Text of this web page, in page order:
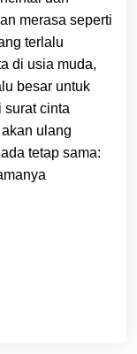
merasa seperti
terlalu
di usia muda,
besar untuk
surat cinta
ulang
tetap sama: